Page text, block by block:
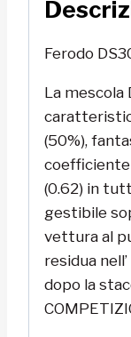
Ferodo
La mescola
(50%),
(0.62) in
gestibile
vettura al
residua
dopo la